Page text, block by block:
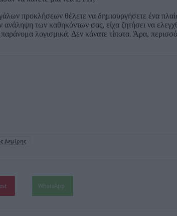
προκλήσεων θέλετε να δημιουργήσετε ένα
των καθηκόντων σας, είχα ζητήσει να
λογισμικά. Δεν κάνατε τίποτα. Άρα,
Δεμίρης
WhatsApp